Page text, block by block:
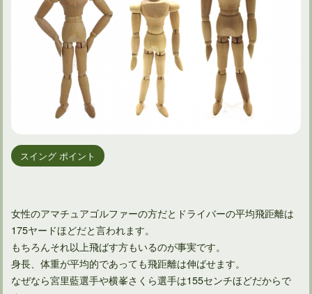
スイング ポイント
女性のアマチュアゴルファーの方だとドライバーの平均飛距離は
175ヤードほどだと言われます。
もちろんそれ以上飛ばす方もいるのが事実です。
身長、体重が平均的であっても飛距離は伸ばせます。
なぜなら宮里藍選手や横峯さくら選手は155センチほどだからで